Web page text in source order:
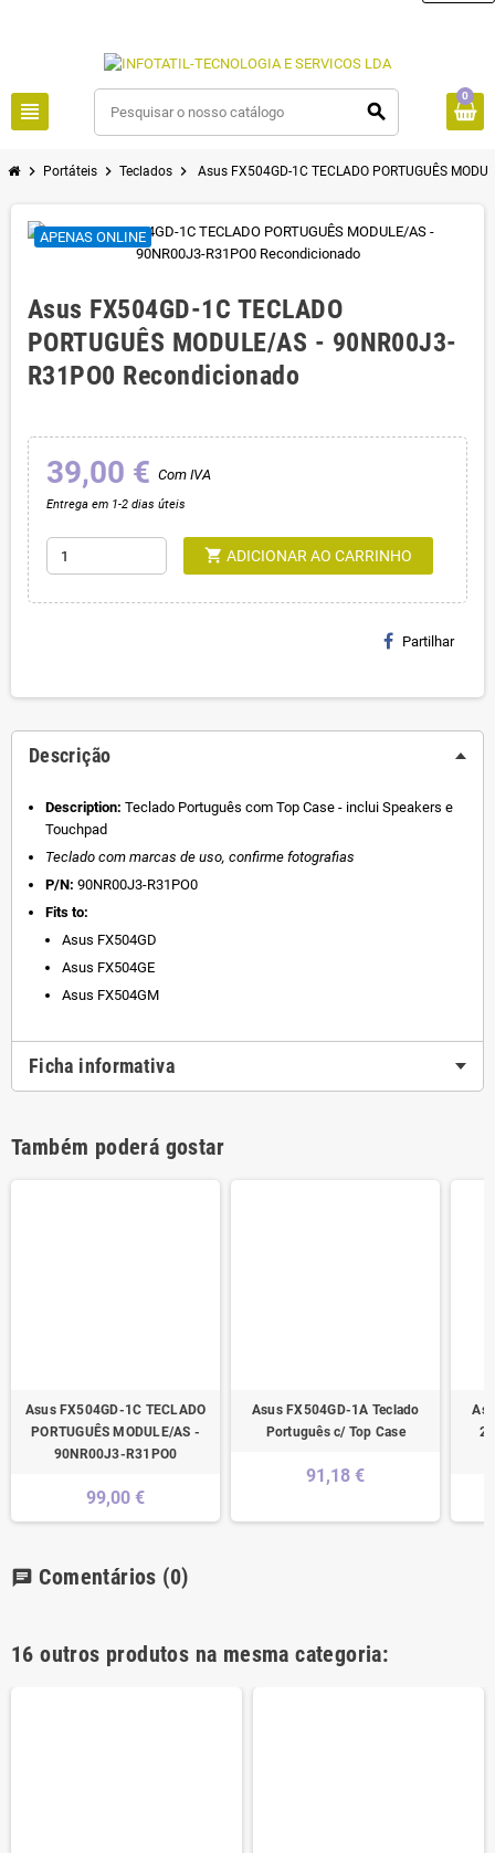
view_headline search
0
chevron_right Portáteis chevron_right Teclados chevron_right Asus FX504GD-1C TECLADO PORTUGUÊS
APENAS ONLINE
Asus FX504GD-1C TECLADO
PORTUGUÊS MODULE/AS - 90NR00J3-
R31PO0 Recondicionado
39,00 € Com IVA
Entrega em 1-2 dias úteis
shopping_cart ADICIONAR AO CARRINHO
Partilhar
Descrição
Description: Teclado Português com Top Case - inclui Speakers e
Touchpad
Teclado com marcas de uso, confirme fotografias
P/N: 90NR00J3-R31PO0
Fits to:
Asus FX504GD
Asus FX504GE
Asus FX504GM
Ficha informativa
Também poderá gostar
Asus FX504GD-1C TECLADO
PORTUGUÊS MODULE/AS -
90NR00J3-R31PO0
99,00 €
Asus FX504GD-1A Teclado
Português c/ Top Case
91,18 €
chat Comentários (0)
16 outros produtos na mesma categoria: